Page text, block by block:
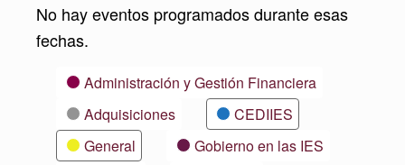
No hay eventos programados durante esas
fechas.
CategoríasAdministración y Gestión Financiera
Adquisiciones
CEDIIES
General
Gobierno en las IES